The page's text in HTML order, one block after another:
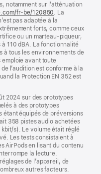
notamment sur l’atténuation
fr-be/120850. La
pas adaptée à la
forts, comme ceux
ou un marteau-piqueur,
110 dBA. La fonctionnalité
à tous les environnements de
emploie avant toute
l’audition est conforme à la
la Protection EN 352 est
2024 sur des prototypes
à des prototypes
étant équipés de préversions
358 pistes audio achetées
kbit/s). Le volume était réglé
Les tests consistaient à
AirPods en lisant du contenu
la lecture.
de l’appareil, de
autres facteurs.